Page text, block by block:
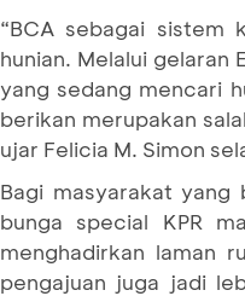
“BCA sebagai sistem
hunian. Melalui
yang sedang mencari
berikan merupakan
ujar Felicia M. Simon
Bagi masyarakat yang
bunga special KPR
menghadirkan laman
pengajuan juga jadi